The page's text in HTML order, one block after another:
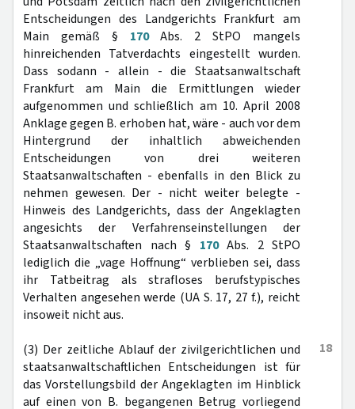
Entscheidungen des Landgerichts Frankfurt am
Main gemäß § 170Abs. 2 StPO mangels
hinreichenden Tatverdachts eingestellt wurden.
Dass sodann - allein - die Staatsanwaltschaft
Frankfurt am Main die Ermittlungen wieder
aufgenommen und schließlich am 10. April 2008
Anklage gegen B. erhoben hat, wäre - auch vor dem
Hintergrund der inhaltlich abweichenden
Entscheidungen von drei weiteren
Staatsanwaltschaften - ebenfalls in den Blick zu
nehmen gewesen. Der - nicht weiter belegte -
Hinweis des Landgerichts, dass der Angeklagten
angesichts der Verfahrenseinstellungen der
Staatsanwaltschaften nach § 170Abs. 2 StPO
lediglich die „vage Hoffnung“ verblieben sei, dass
ihr Tatbeitrag als strafloses berufstypisches
Verhalten angesehen werde (UA S. 17, 27 f.), reicht
insoweit nicht aus.
18
(3) Der zeitliche Ablauf der zivilgerichtlichen und
staatsanwaltschaftlichen Entscheidungen ist für
das Vorstellungsbild der Angeklagten im Hinblick
auf einen von B. begangenen Betrug vorliegend